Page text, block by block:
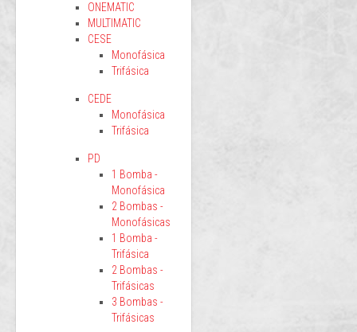
ONEMATIC
MULTIMATIC
CESE
Monofásica
Trifásica
CEDE
Monofásica
Trifásica
PD
1 Bomba -
Monofásica
2 Bombas -
Monofásicas
1 Bomba -
Trifásica
2 Bombas -
Trifásicas
3 Bombas -
Trifásicas